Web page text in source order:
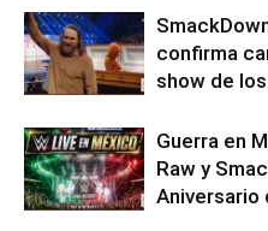
confirma
show de
Guerra en
Raw y
Aniversario